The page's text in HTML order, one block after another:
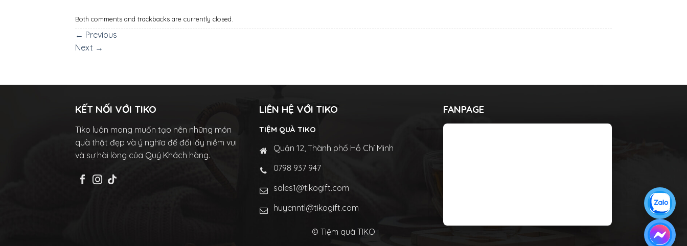
Both comments and trackbacks are currently closed.
← Previous
Next →
KẾT NỐI VỚI TIKO
Tiko luôn mong muốn tạo nên những món
quà thật đẹp và ý nghĩa để đổi lấy niềm vui
và sự hài lòng của Quý Khách hàng.
LIÊN HỆ VỚI TIKO
TIỆM QUÀ TIKO
Quận 12, Thành phố Hồ Chí Minh
0798 937 947
sales1@tikogift.com
huyenntl@tikogift.com
FANPAGE
© Tiệm quà TIKO